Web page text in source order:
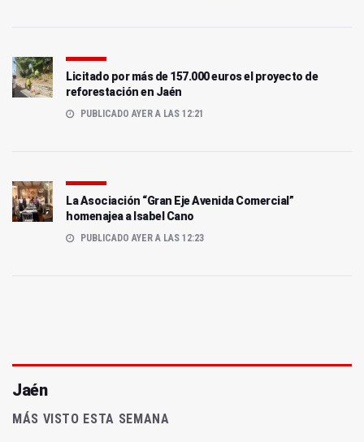
Licitado por más de 157.000 euros el proyecto de
reforestación en Jaén
PUBLICADO AYER A LAS 12:21
La Asociación “Gran Eje Avenida Comercial”
homenajea a Isabel Cano
PUBLICADO AYER A LAS 12:23
Jaén
MÁS VISTO ESTA SEMANA